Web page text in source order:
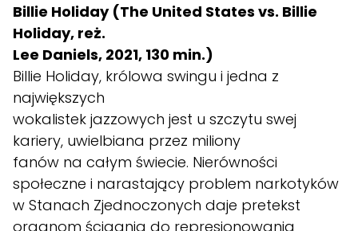
Billie Holiday (The United States vs. Billie
Holiday, reż.
Lee Daniels, 2021, 130 min.)
Billie Holiday, królowa swingu i jedna z
największych
wokalistek jazzowych jest u szczytu swej
kariery, uwielbiana przez miliony
fanów na całym świecie. Nierówności
społeczne i narastający problem narkotyków
w Stanach Zjednoczonych daje pretekst
organom ścigania do represjonowania